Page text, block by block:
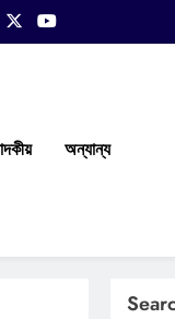
অন্যান্য